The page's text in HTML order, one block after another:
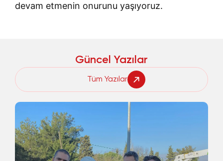
devam etmenin onurunu yaşıyoruz.
Güncel Yazılar
Tüm Yazılar